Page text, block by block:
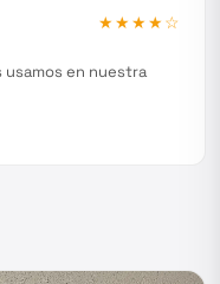
★★★★☆
usamos en nuestra